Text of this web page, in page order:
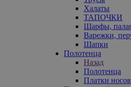
Халаты
ТАПОЧКИ
Шарфы,
Варежки,
Шапки
Полотенца
Назад
Полотенца
Платки